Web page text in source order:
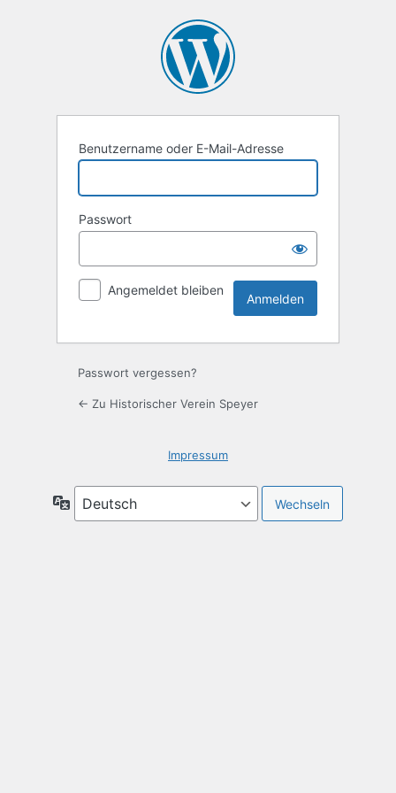
Benutzername oder E-Mail-Adresse
Passwort
Angemeldet bleiben
Passwort vergessen?
← Zu Historischer Verein Speyer
Impressum
Sprache